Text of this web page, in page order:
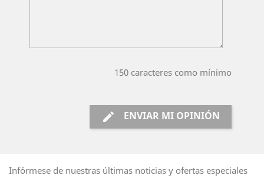
150 caracteres como mínimo
 ENVIAR MI OPINIÓN
Infórmese de nuestras últimas noticias y ofertas especiales